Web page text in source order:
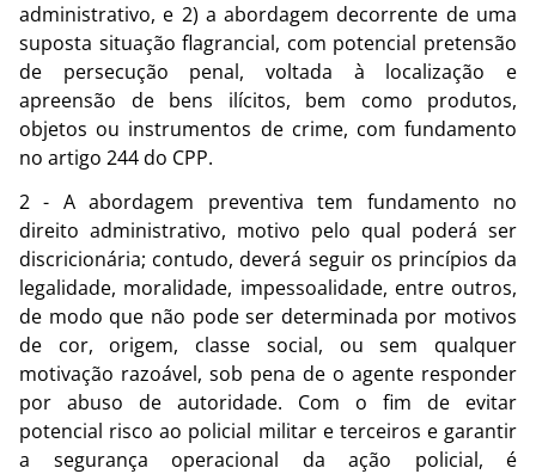
administrativo, e 2) a abordagem decorrente de uma
suposta situação flagrancial, com potencial pretensão
de persecução penal, voltada à localização e
apreensão de bens ilícitos, bem como produtos,
objetos ou instrumentos de crime, com fundamento
no artigo 244 do CPP.
2 - A abordagem preventiva tem fundamento no
direito administrativo, motivo pelo qual poderá ser
discricionária; contudo, deverá seguir os princípios da
legalidade, moralidade, impessoalidade, entre outros,
de modo que não pode ser determinada por motivos
de cor, origem, classe social, ou sem qualquer
motivação razoável, sob pena de o agente responder
por abuso de autoridade. Com o fim de evitar
potencial risco ao policial militar e terceiros e garantir
a segurança operacional da ação policial, é